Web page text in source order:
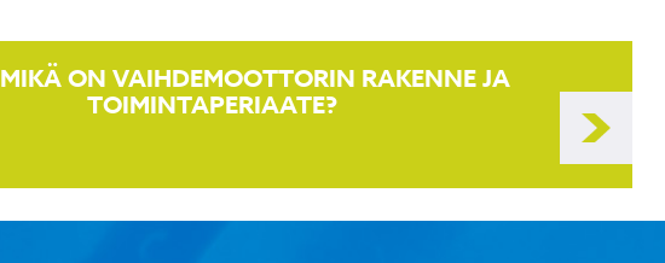
MIKÄ ON VAIHDEMOOTTORIN RAKENNE JA
TOIMINTAPERIAATE?